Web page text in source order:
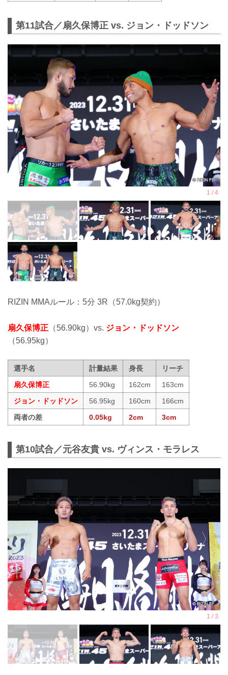
第11試合／扇久保博正 vs. ジョン・ドッドソン
RIZIN MMAルール：5分 3R（57.0kg契約）
扇久保博正 （56.90kg）vs. ジョン・ドッドソン
（56.95kg）
選手名 計量結果 身長
リーチ
扇久保博正
56.90kg 162cm
163cm
ジョン・ドッドソン
56.95kg 160cm
166cm
両者の差
0.05kg 2cm 3cm
第10試合／元谷友貴 vs. ヴィンス・モラレス